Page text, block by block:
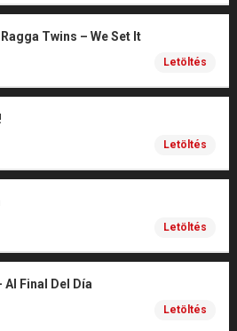
Twins – We Set It
Letöltés
Letöltés
Letöltés
Al Final Del Día
Letöltés